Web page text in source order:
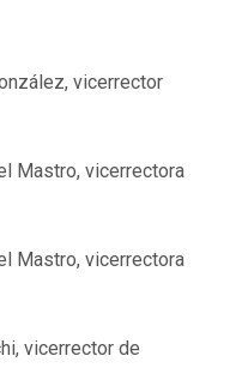
vicerrector
Mastro, vicerrectora
Mastro, vicerrectora
vicerrector de